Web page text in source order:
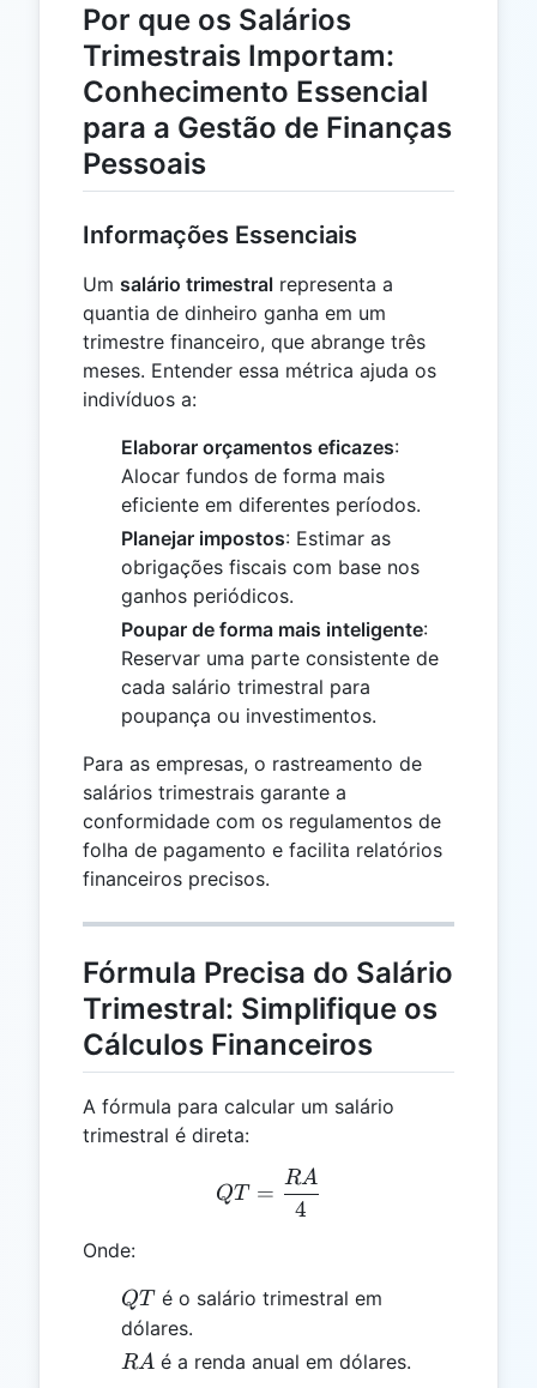
Por que os Salários
Trimestrais Importam:
Conhecimento Essencial
para a Gestão de Finanças
Pessoais
Informações Essenciais
Um salário trimestral representa a
quantia de dinheiro ganha em um
trimestre financeiro, que abrange três
meses. Entender essa métrica ajuda os
indivíduos a:
Elaborar orçamentos eficazes:
Alocar fundos de forma mais
eficiente em diferentes períodos.
Planejar impostos: Estimar as
obrigações fiscais com base nos
ganhos periódicos.
Poupar de forma mais inteligente:
Reservar uma parte consistente de
cada salário trimestral para
poupança ou investimentos.
Para as empresas, o rastreamento de
salários trimestrais garante a
conformidade com os regulamentos de
folha de pagamento e facilita relatórios
financeiros precisos.
Fórmula Precisa do Salário
Trimestral: Simplifique os
Cálculos Financeiros
A fórmula para calcular um salário
trimestral é direta:
QT = \frac{RA}{4}
QT =
4
RA
Onde:
QT
QT é o salário trimestral em
dólares.
RA
RA é a renda anual em dólares.